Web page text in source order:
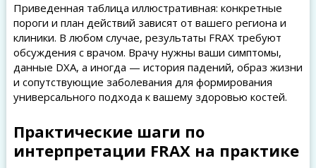
Приведенная таблица иллюстративная: конкретные
пороги и план действий зависят от вашего региона и
клиники. В любом случае, результаты FRAX требуют
обсуждения с врачом. Врачу нужны ваши симптомы,
данные DXA, а иногда — история падений, образ жизни
и сопутствующие заболевания для формирования
универсального подхода к вашему здоровью костей.
Практические шаги по
интерпретации FRAX на практике